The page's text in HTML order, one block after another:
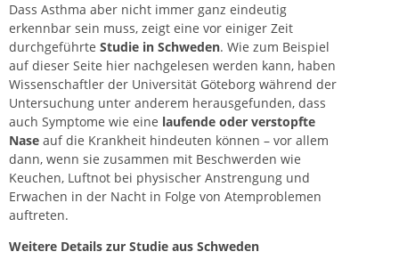
Dass Asthma aber nicht immer ganz eindeutig
erkennbar sein muss, zeigt eine vor einiger Zeit
durchgeführte Studie in Schweden. Wie zum Beispiel
auf dieser Seite hier nachgelesen werden kann, haben
Wissenschaftler der Universität Göteborg während der
Untersuchung unter anderem herausgefunden, dass
auch Symptome wie eine laufende oder verstopfte
Nase auf die Krankheit hindeuten können – vor allem
dann, wenn sie zusammen mit Beschwerden wie
Keuchen, Luftnot bei physischer Anstrengung und
Erwachen in der Nacht in Folge von Atemproblemen
auftreten.
Weitere Details zur Studie aus Schweden